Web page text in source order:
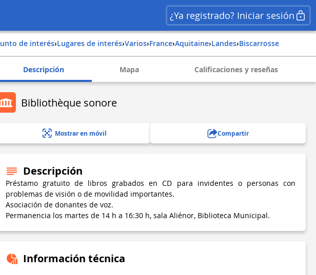
¿Ya registrado? Iniciar sesión
Punto de interés› Lugares de interés› Varios› france› aquitaine› landes› biscarrosse
Descripción Mapa Calificaciones y reseñas
Bibliothèque sonore
Mostrar en móvil Compartir
Descripción
Préstamo gratuito de libros grabados en CD para invidentes o personas con
problemas de visión o de movilidad importantes.
Asociación de donantes de voz.
Permanencia los martes de 14 h a 16:30 h, sala Aliénor, Biblioteca Municipal.
Información técnica